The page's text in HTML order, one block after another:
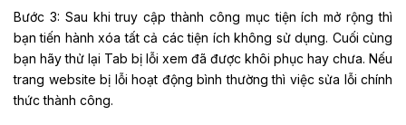
Bước 3: Sau khi truy cập thành công mục tiện ích mở rộng thì
bạn tiến hành xóa tất cả các tiện ích không sử dụng. Cuối cùng
bạn hãy thử lại Tab bị lỗi xem đã được khôi phục hay chưa. Nếu
trang website bị lỗi hoạt động bình thường thì việc sửa lỗi chính
thức thành công.